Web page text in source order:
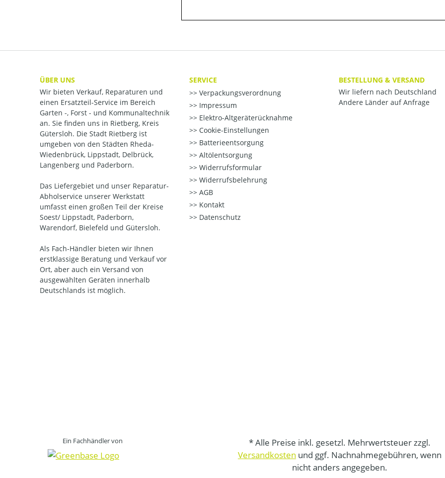
ÜBER UNS
Wir bieten Verkauf, Reparaturen und
einen Ersatzteil-Service im Bereich
Garten -, Forst - und Kommunaltechnik
an. Sie finden uns in Rietberg, Kreis
Gütersloh. Die Stadt Rietberg ist
umgeben von den Städten Rheda-
Wiedenbrück, Lippstadt, Delbrück,
Langenberg und Paderborn.
Das Liefergebiet und unser Reparatur-
Abholservice unserer Werkstatt
umfasst einen großen Teil der Kreise
Soest/ Lippstadt, Paderborn,
Warendorf, Bielefeld und Gütersloh.
Als Fach-Händler bieten wir Ihnen
erstklassige Beratung und Verkauf vor
Ort, aber auch ein Versand von
ausgewählten Geräten innerhalb
Deutschlands ist möglich.
SERVICE
Verpackungsverordnung
Impressum
Elektro-Altgeräterücknahme
Cookie-Einstellungen
Batterieentsorgung
Altölentsorgung
Widerrufsformular
Widerrufsbelehrung
AGB
Kontakt
Datenschutz
BESTELLUNG & VERSAND
Wir liefern nach Deutschland
Andere Länder auf Anfrage
Ein Fachhändler von
* Alle Preise inkl. gesetzl. Mehrwertsteuer zzgl.
Versandkosten und ggf. Nachnahmegebühren, wenn
nicht anders angegeben.